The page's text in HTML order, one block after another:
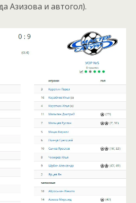
Азизова и автогол).